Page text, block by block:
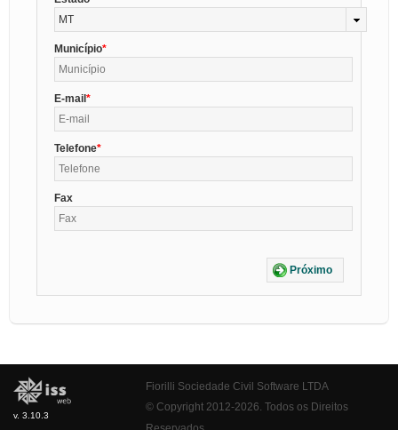
MT
Município
E-mail
Telefone
Fax
Próximo
v. 3.10.3
Fiorilli Sociedade Civil Software LTDA
© Copyright 2012-2026. Todos os Direitos